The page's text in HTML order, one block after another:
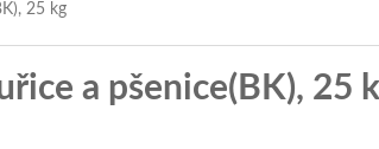
25 kg
a pšenice(BK), 25